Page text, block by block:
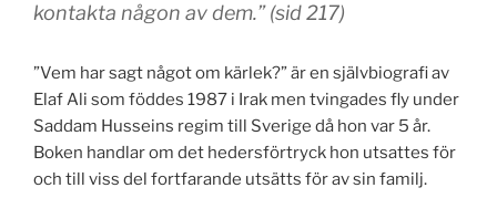
kontakta någon av dem.” (sid 217)
”Vem har sagt något om kärlek?” är en självbiografi av
Elaf Ali som föddes 1987 i Irak men tvingades fly under
Saddam Husseins regim till Sverige då hon var 5 år.
Boken handlar om det hedersförtryck hon utsattes för
och till viss del fortfarande utsätts för av sin familj.